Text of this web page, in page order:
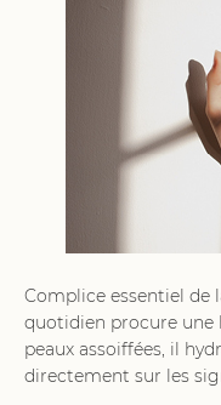
Complice essentiel de
quotidien procure une
peaux assoiffées, il
directement sur les